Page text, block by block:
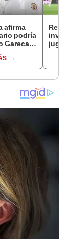
afirma
podría
Gareca,
a
Real